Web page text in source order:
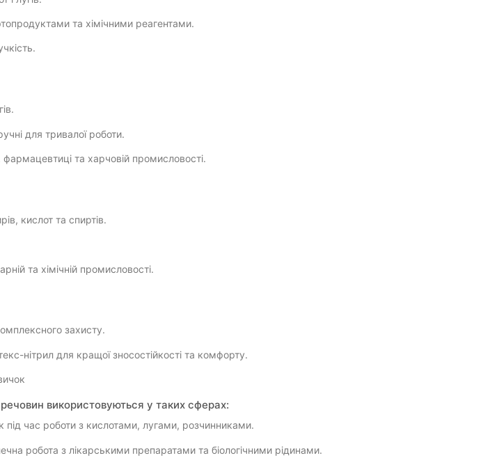
та хімічними реагентами.
для тривалої роботи.
та харчовій промисловості.
кислот та спиртів.
та хімічній промисловості.
захисту.
нітрил для кращої зносостійкості та комфорту.
використовуються у таких сферах:
під час роботи з кислотами, лугами, розчинниками.
робота з лікарськими препаратами та біологічними рідинами.